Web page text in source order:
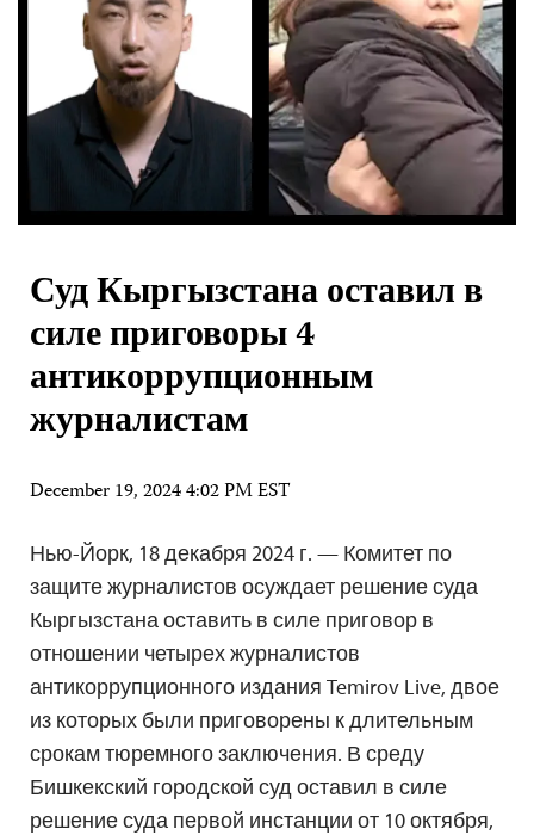
Суд Кыргызстана оставил в
силе приговоры 4
антикоррупционным
журналистам
December 19, 2024 4:02 PM EST
Нью-Йорк, 18 декабря 2024 г. — Комитет по
защите журналистов осуждает решение суда
Кыргызстана оставить в силе приговор в
отношении четырех журналистов
антикоррупционного издания Temirov Live, двое
из которых были приговорены к длительным
срокам тюремного заключения. В среду
Бишкекский городской суд оставил в силе
решение суда первой инстанции от 10 октября,